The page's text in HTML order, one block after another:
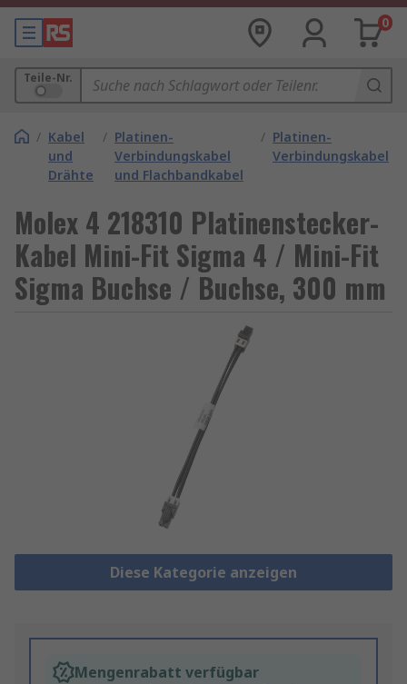
0
Teile-Nr.
/ Kabel
und
Drähte
/ Platinen-
Verbindungskabel
und Flachbandkabel
/ Platinen-
Verbindungskabel
Molex 4 218310 Platinenstecker-
Kabel Mini-Fit Sigma 4 / Mini-Fit
Sigma Buchse / Buchse, 300 mm
Diese Kategorie anzeigen
Mengenrabatt verfügbar